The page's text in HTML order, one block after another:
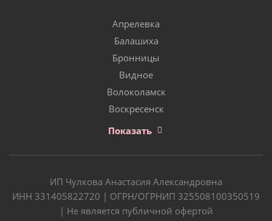
Апрелевка
Балашиха
Бронницы
Видное
Волоколамск
Воскресенск
Показать
ИП Чулкова Анастасия Александровна
ИНН 331405822720 | ОГРН/ОГРНИП 325508100350519
| Не является публичной офертой